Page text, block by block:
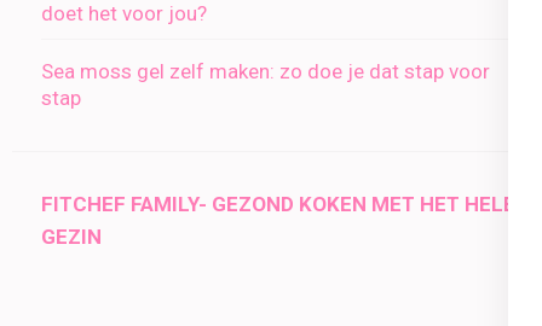
doet het voor jou?
Sea moss gel zelf maken: zo doe je dat stap voor
stap
FITCHEF FAMILY- GEZOND KOKEN MET HET HELE
GEZIN